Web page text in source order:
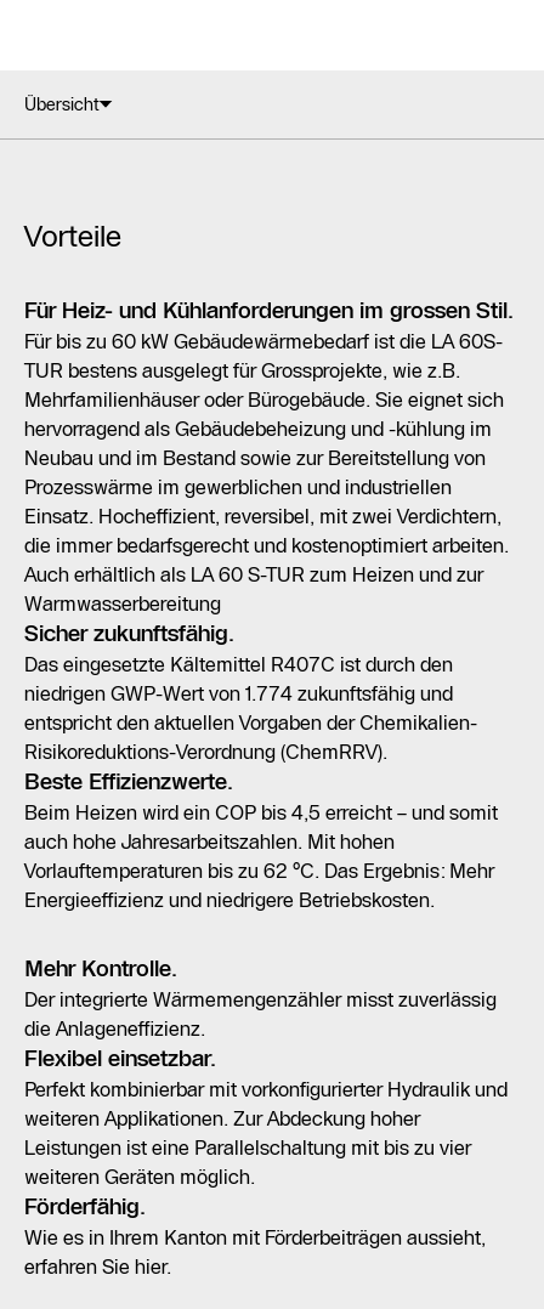
Übersicht
Vorteile
Für Heiz- und Kühlanforderungen im grossen Stil.
Für bis zu 60 kW Gebäudewärmebedarf ist die LA 60S-
TUR bestens ausgelegt für Grossprojekte, wie z.B.
Mehrfamilienhäuser oder Bürogebäude. Sie eignet sich
hervorragend als Gebäudebeheizung und -kühlung im
Neubau und im Bestand sowie zur Bereitstellung von
Prozesswärme im gewerblichen und industriellen
Einsatz. Hocheffizient, reversibel, mit zwei Verdichtern,
die immer bedarfsgerecht und kostenoptimiert arbeiten.
Auch erhältlich als LA 60 S-TUR zum Heizen und zur
Warmwasserbereitung
Sicher zukunftsfähig.
Das eingesetzte Kältemittel R407C ist durch den
niedrigen GWP-Wert von 1.774 zukunftsfähig und
entspricht den aktuellen Vorgaben der Chemikalien-
Risikoreduktions-Verordnung (ChemRRV).
Beste Effizienzwerte.
Beim Heizen wird ein COP bis 4,5 erreicht – und somit
auch hohe Jahresarbeitszahlen. Mit hohen
Vorlauftemperaturen bis zu 62 °C. Das Ergebnis: Mehr
Energieeffizienz und niedrigere Betriebskosten.
Mehr Kontrolle.
Der integrierte Wärmemengenzähler misst zuverlässig
die Anlageneffizienz.
Flexibel einsetzbar.
Perfekt kombinierbar mit vorkonfigurierter Hydraulik und
weiteren Applikationen. Zur Abdeckung hoher
Leistungen ist eine Parallelschaltung mit bis zu vier
weiteren Geräten möglich.
Förderfähig.
Wie es in Ihrem Kanton mit Förderbeiträgen aussieht,
erfahren Sie hier.